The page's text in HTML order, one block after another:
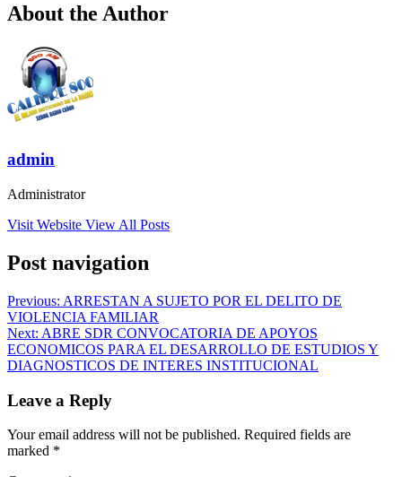
About the Author
admin
Administrator
Visit Website View All Posts
Post navigation
Previous: ARRESTAN A SUJETO POR EL DELITO DE
VIOLENCIA FAMILIAR
Next: ABRE SDR CONVOCATORIA DE APOYOS
ECONOMICOS PARA EL DESARROLLO DE ESTUDIOS Y
DIAGNOSTICOS DE INTERES INSTITUCIONAL
Leave a Reply
Your email address will not be published. Required fields are
marked *